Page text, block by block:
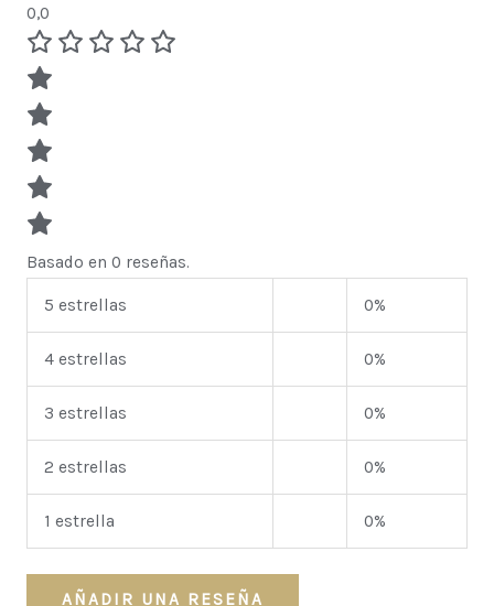
0,0
Basado en 0 reseñas.
5 estrellas 0%
4 estrellas 0%
3 estrellas 0%
2 estrellas 0%
1 estrella 0%
AÑADIR UNA RESEÑA